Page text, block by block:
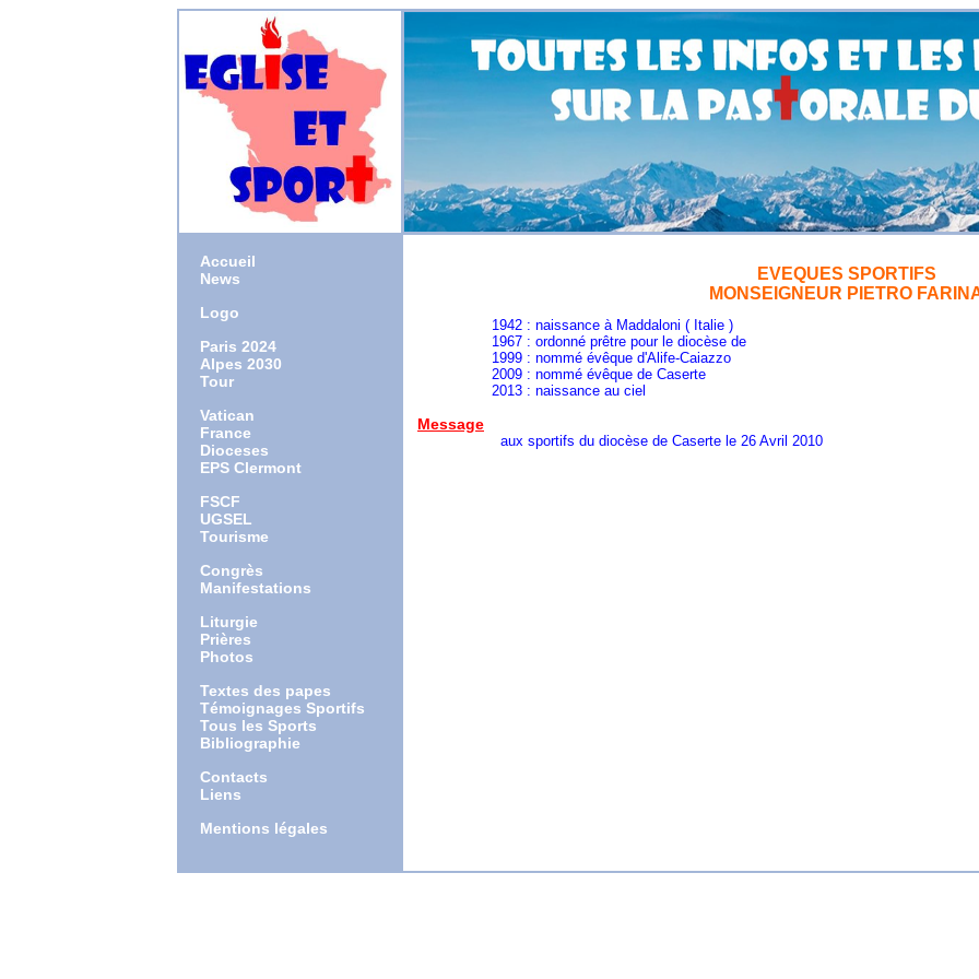
Accueil
News
Logo
Paris 2024
Alpes 2030
Tour
Vatican
France
Dioceses
EPS Clermont
FSCF
UGSEL
Tourisme
Congrès
Manifestations
Liturgie
Prières
Photos
Textes des papes
Témoignages Sportifs
Tous les Sports
Bibliographie
Contacts
Liens
Mentions légales
EVEQUES SPORTIFS
MONSEIGNEUR PIETRO
1942 : naissance à Maddaloni ( Italie )
1967 : ordonné prêtre pour le diocèse de
1999 : nommé évêque d'Alife-Caiazzo
2009 : nommé évêque de Caserte
2013 : naissance au ciel
Message
aux sportifs du diocèse de Caserte le 26 Avril 2010